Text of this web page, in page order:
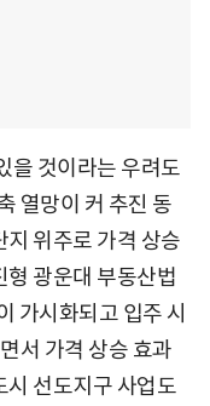
을 것이라는 우려도
열망이 커 추진 동
위주로 가격 상승
형 광운대 부동산법
가시화되고 입주 시
서 가격 상승 효과
시 선도지구 사업도